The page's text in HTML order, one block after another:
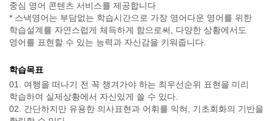
중심 영어 콘텐츠 서비스를 제공합니다
* 스낵영어는 부담없는 학습시간으로 가장 영어다운 영어를 위한
학습설계를 자연스럽게 체득하게 함으로써, 다양한 상황에서도
영어를 표현할 수 있는 능력과 자신감을 키워줍니다.
학습목표
01. 여행을 떠나기 전 꼭 챙겨가야 하는 최우선순위 표현을 미리
학습하여 실제상황에서 자신있게 쓸 수 있다.
02. 간단하지만 유용한 의사표현과 어휘를 익혀, 기초회화의 기반을